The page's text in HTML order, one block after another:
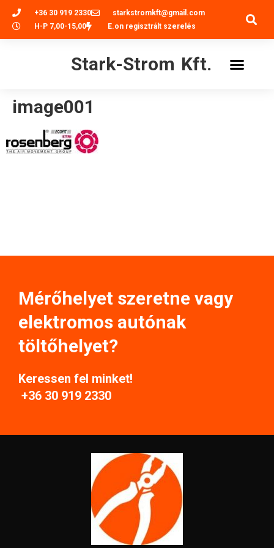
+36 30 919 2330
starkstromkft@gmail.com
H-P 7,00-15,00
E.on regisztrált szerelés
Stark-Strom Kft.
image001
Mérőhelyet szeretne vagy
elektromos autónak
töltőhelyet?
Keressen fel minket!
+36 30 919 2330